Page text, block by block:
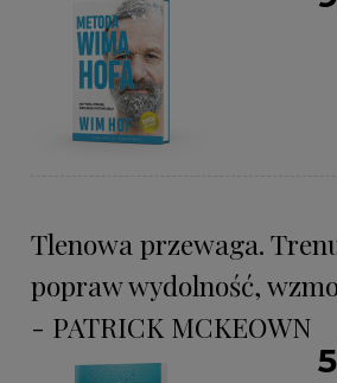
Tlenowa przewaga.
popraw wydolność,
- PATRICK MCKEOWN